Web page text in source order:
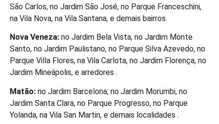
São Carlos, no Jardim São José, no Parque Franceschini,
na Vila Nova, na Vila Santana, e demais bairros.
Nova Veneza: no Jardim Bela Vista, no Jardim Monte
Santo, no Jardim Paulistano, no Parque Silva Azevedo, no
Parque Villa Flores, na Vila Carlota, no Jardim Florença, no
Jardim Mineápolis, e arredores .
Matão: no Jardim Barcelona, no Jardim Morumbi, no
Jardim Santa Clara, no Parque Progresso, no Parque
Yolanda, na Vila San Martin, e demais localidades .